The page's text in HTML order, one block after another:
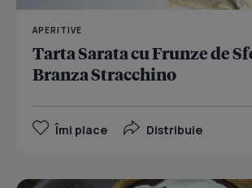
APERITIVE
Tarta Sarata cu Frunze de
Branza Stracchino
Îmi place Distribuie